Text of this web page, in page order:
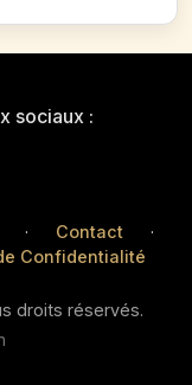
sociaux :
· Contact
·
Confidentialité
droits réservés.